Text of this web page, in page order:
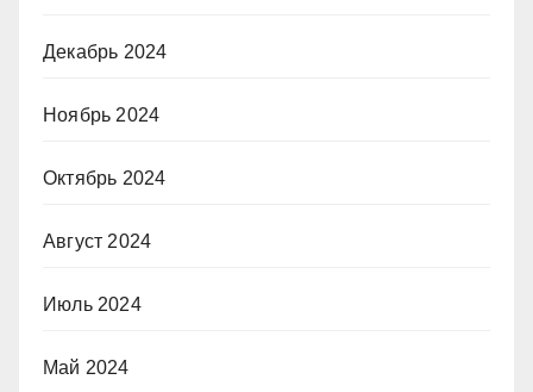
Декабрь 2024
Ноябрь 2024
Октябрь 2024
Август 2024
Июль 2024
Май 2024